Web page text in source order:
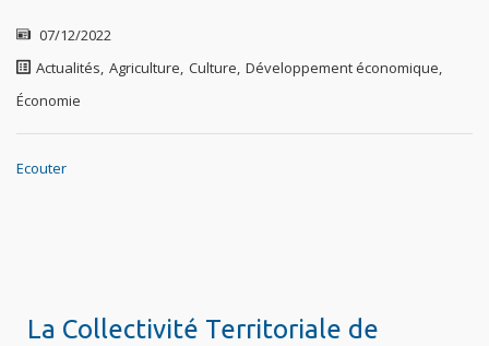
07/12/2022
Actualités, Agriculture, Culture, Développement économique,
Économie
Ecouter
La Collectivité Territoriale de